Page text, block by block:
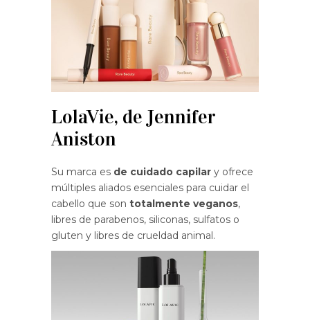
LolaVie, de Jennifer
Aniston
Su marca es de cuidado capilar y ofrece
múltiples aliados esenciales para cuidar el
cabello que son totalmente veganos,
libres de parabenos, siliconas, sulfatos o
gluten y libres de crueldad animal.